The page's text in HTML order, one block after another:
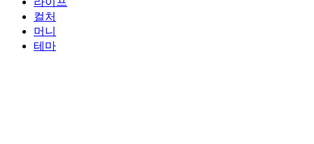
컬처
머니
테마